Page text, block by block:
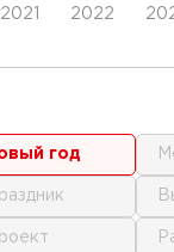
2021 2022
год
праздник
проект